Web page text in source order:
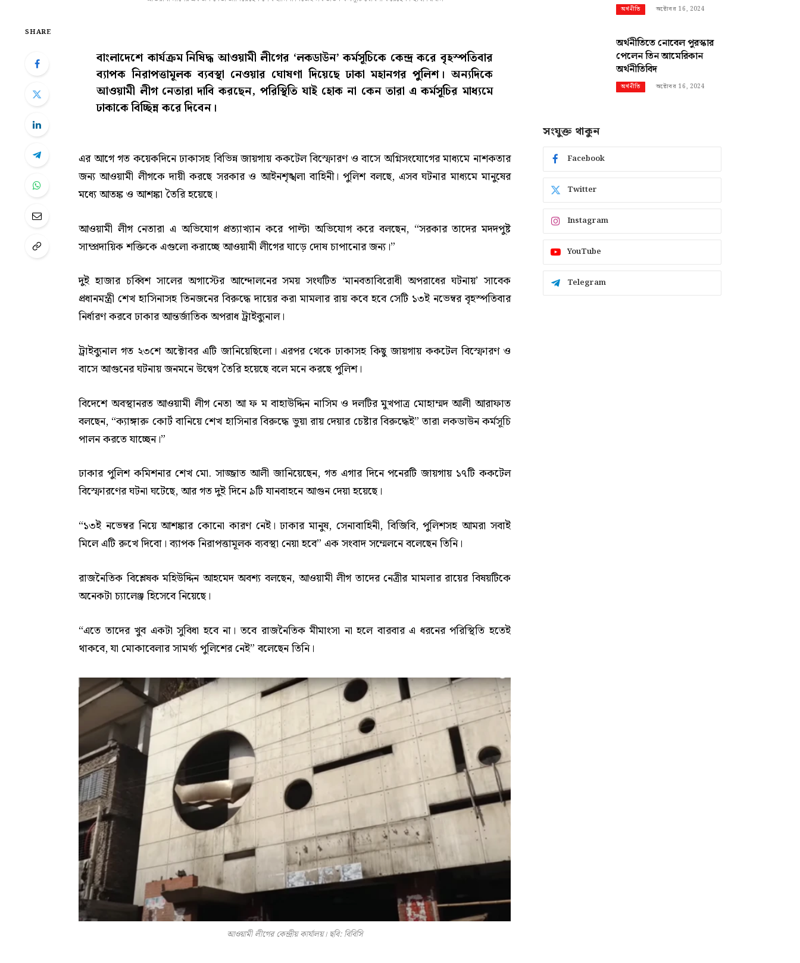
SHARE
বাংলাদেশে কার্যক্রম নিষিদ্ধ আওয়ামী লীগের ‘লকডাউন’ কর্মসূচিকে কেন্দ্র করে বৃহস্পতিবার
ব্যাপক নিরাপত্তামূলক ব্যবস্থা নেওয়ার ঘোষণা দিয়েছে ঢাকা মহানগর পুলিশ। অন্যদিকে
আওয়ামী লীগ নেতারা দাবি করছেন, পরিস্থিতি যাই হোক না কেন তারা এ কর্মসূচির মাধ্যমে
ঢাকাকে বিচ্ছিন্ন করে দিবেন।
এর আগে গত কয়েকদিনে ঢাকাসহ বিভিন্ন জায়গায় ককটেল বিস্ফোরণ ও বাসে অগ্নিসংযোগের মাধ্যমে নাশকতার
জন্য আওয়ামী লীগকে দায়ী করছে সরকার ও আইনশৃঙ্খলা বাহিনী। পুলিশ বলছে, এসব ঘটনার মাধ্যমে মানুষের
মধ্যে আতঙ্ক ও আশঙ্কা তৈরি হয়েছে।
আওয়ামী লীগ নেতারা এ অভিযোগ প্রত্যাখ্যান করে পাল্টা অভিযোগ করে বলছেন, “সরকার তাদের মদদপুষ্ট
সাম্প্রদায়িক শক্তিকে এগুলো করাচ্ছে আওয়ামী লীগের ঘাড়ে দোষ চাপানোর জন্য।”
দুই হাজার চব্বিশ সালের অগাস্টের আন্দোলনের সময় সংঘটিত ‘মানবতাবিরোধী অপরাধের ঘটনায়’ সাবেক
প্রধানমন্ত্রী শেখ হাসিনাসহ তিনজনের বিরুদ্ধে দায়ের করা মামলার রায় কবে হবে সেটি ১৩ই নভেম্বর বৃহস্পতিবার
নির্ধারণ করবে ঢাকার আন্তর্জাতিক অপরাধ ট্রাইব্যুনাল।
ট্রাইব্যুনাল গত ২৩শে অক্টোবর এটি জানিয়েছিলো। এরপর থেকে ঢাকাসহ কিছু জায়গায় ককটেল বিস্ফোরণ ও
বাসে আগুনের ঘটনায় জনমনে উদ্বেগ তৈরি হয়েছে বলে মনে করছে পুলিশ।
বিদেশে অবস্থানরত আওয়ামী লীগ নেতা আ ফ ম বাহাউদ্দিন নাসিম ও দলটির মুখপাত্র মোহাম্মদ আলী আরাফাত
বলছেন, “ক্যাঙ্গারু কোর্ট বানিয়ে শেখ হাসিনার বিরুদ্ধে ভুয়া রায় দেয়ার চেষ্টার বিরুদ্ধেই” তারা লকডাউন কর্মসূচি
পালন করতে যাচ্ছেন।”
ঢাকার পুলিশ কমিশনার শেখ মো. সাজ্জাত আলী জানিয়েছেন, গত এগার দিনে পনেরটি জায়গায় ১৭টি ককটেল
বিস্ফোরণের ঘটনা ঘটেছে, আর গত দুই দিনে ৯টি যানবাহনে আগুন দেয়া হয়েছে।
“১৩ই নভেম্বর নিয়ে আশঙ্কার কোনো কারণ নেই। ঢাকার মানুষ, সেনাবাহিনী, বিজিবি, পুলিশসহ আমরা সবাই
মিলে এটি রুখে দিবো। ব্যাপক নিরাপত্তামূলক ব্যবস্থা নেয়া হবে” এক সংবাদ সম্মেলনে বলেছেন তিনি।
রাজনৈতিক বিশ্লেষক মহিউদ্দিন আহমেদ অবশ্য বলছেন, আওয়ামী লীগ তাদের নেত্রীর মামলার রায়ের বিষয়টিকে
অনেকটা চ্যালেঞ্জ হিসেবে নিয়েছে।
“এতে তাদের খুব একটা সুবিধা হবে না। তবে রাজনৈতিক মীমাংসা না হলে বারবার এ ধরনের পরিস্থিতি হতেই
থাকবে, যা মোকাবেলার সামর্থ্য পুলিশের নেই” বলেছেন তিনি।
আওয়ামী লীগের কেন্দ্রীয় কার্যালয়। ছবি: বিবিসি
অর্থনীতি অক্টোবর 16, 2024
অর্থনীতিতে নোবেল পুরস্কার
পেলেন তিন আমেরিকান
অর্থনীতিবিদ
অর্থনীতি অক্টোবর 16, 2024
সংযুক্ত থাকুন
Facebook
Twitter
Instagram
YouTube
Telegram